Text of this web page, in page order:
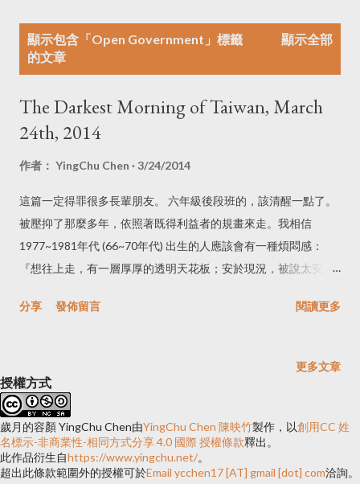
顯示包含「Open Government 」標籤
的文章
顯示全部
The Darkest Morning of Taiwan, March
24th, 2014
作者： YingChu Chen 3/24/2014
這篇一定得罪很多長輩朋友。 六年級後段班的，該清醒一點了。
被壓抑了那麼多年，依照著既得利益者的規畫來走。我相信
1977~1981年代 (66~70年代) 出生的人應該會有一種煩悶感：
『想往上走，有一層厚厚的透明天花板；安於現況，被說太安逸
於是我們被夾在中間，找工作時，學歷讀不夠高，高不成，低不
去，要你留在家，還要被笑啃老族。 之前看到泛科學總編寫他反
核的原因是要抵抗這些既得利益者的規劃。他的話讓我想了很
久。 今天我選擇站在學生這邊，是因為我不希望看到日後的孩子
們也得走上和我這一代人同樣的道路，今天他們站出來爭取他們
自己的未來，不願落到如我們這代的命運：為了學位而念書、不
關心國家未來發展、買不起房子、不敢結婚、不敢生小孩……。
分享 發佈留言 閱讀更多
更多文章
授權方式
歲月的容顏 YingChu Chen由YingChu Chen 陳映竹製作，以創用CC 姓
名標示-非商業性-相同方式分享 4.0 國際 授權條款釋出。
此作品衍生自https://www.yingchu.net/。
超出此條款範圍外的授權可於Email ycchen17 [AT] gmail [dot] com洽詢。